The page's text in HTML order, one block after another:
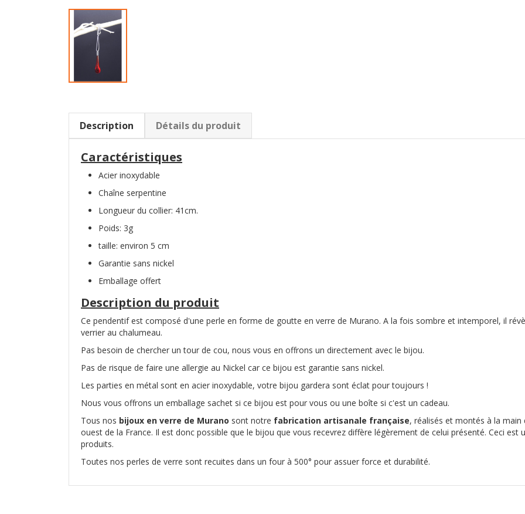
Description Détails du produit
Caractéristiques
Acier inoxydable
Chaîne serpentine
Longueur du collier: 41cm.
Poids: 3g
taille: environ 5 cm
Garantie sans nickel
Emballage offert
Description du produit
Ce pendentif est composé d'une perle en forme de goutte en verre de Murano. A la fois sombre et intemporel, il
verrier au chalumeau.
Pas besoin de chercher un tour de cou, nous vous en offrons un directement avec le bijou.
Pas de risque de faire une allergie au Nickel car ce bijou est garantie sans nickel.
Les parties en métal sont en acier inoxydable, votre bijou gardera sont éclat pour toujours !
Nous vous offrons un emballage sachet si ce bijou est pour vous ou une boîte si c'est un cadeau.
Tous nos bijoux en verre de Murano sont notre fabrication artisanale française, réalisés et montés à la
ouest de la France. Il est donc possible que le bijou que vous recevrez diffère légèrement de celui présenté. Ceci est
produits.
Toutes nos perles de verre sont recuites dans un four à 500° pour assuer force et durabilité.